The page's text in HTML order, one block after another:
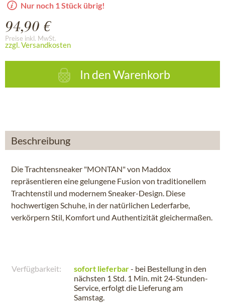
Nur noch 1 Stück übrig!
94,90 €
Preise inkl. MwSt.
zzgl. Versandkosten
In denWarenkorb
Beschreibung
Die Trachtensneaker "MONTAN" von Maddox
repräsentieren eine gelungene Fusion von traditionellem
Trachtenstil und modernem Sneaker-Design. Diese
hochwertigen Schuhe, in der natürlichen Lederfarbe,
verkörpern Stil, Komfort und Authentizität gleichermaßen.
Verfügbarkeit: sofort lieferbar- bei Bestellung in den
nächsten 1 Std. 1 Min. mit 24-Stunden-
Service, erfolgt die Lieferung am
Samstag.